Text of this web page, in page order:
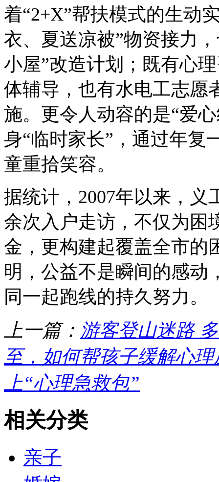
着“2+X”帮扶模式的生动
衣、夏送凉被”物资接力
小屋”改造计划；既有心
体辅导，也有水电工志愿
施。更令人动容的是“爱
身“临时家长”，通过年复
童重拾笑容。
据统计，2007年以来，义
余次入户走访，不仅为困
金，更构建起覆盖全市的
明，公益不是瞬间的感动
同一起跑线的持久努力。
上一篇： 游客登山迷路
至，如何帮孩子缓解心
上“心理急救包”
相关分类
亲子